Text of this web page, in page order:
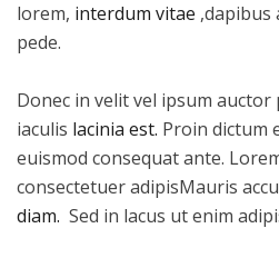
lorem, interdum vitae ,dapibus
pede.
Donec in velit vel ipsum
iaculis lacinia est. Proin dictum
euismod consequat ante.
consectetuer adipisMauris
diam. Sed in lacus ut enim